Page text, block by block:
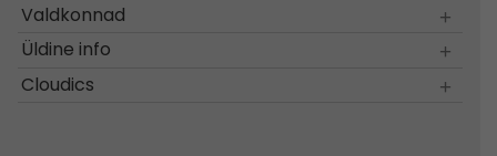
Valdkonnad
Üldine info
Cloudics